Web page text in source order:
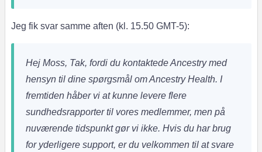
Jeg fik svar samme aften (kl. 15.50 GMT-5):
Hej Moss, Tak, fordi du kontaktede Ancestry med
hensyn til dine spørgsmål om Ancestry Health. I
fremtiden håber vi at kunne levere flere
sundhedsrapporter til vores medlemmer, men på
nuværende tidspunkt gør vi ikke. Hvis du har brug
for yderligere support, er du velkommen til at svare